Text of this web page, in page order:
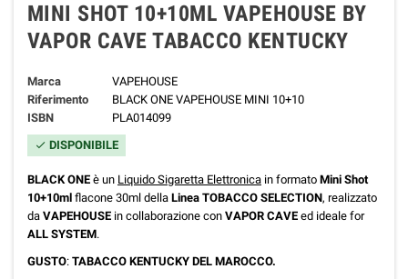
MINI SHOT 10+10ML VAPEHOUSE BY
VAPOR CAVE TABACCO KENTUCKY
Marca
VAPEHOUSE
Riferimento
BLACK ONE VAPEHOUSE MINI 10+10
ISBN
PLA014099
check DISPONIBILE
BLACK ONE è un Liquido Sigaretta Elettronica in formato Mini Shot
10+10ml flacone 30ml della Linea TOBACCO SELECTION, realizzato
da VAPEHOUSE in collaborazione con VAPOR CAVE ed ideale for
ALL SYSTEM.
GUSTO: TABACCO KENTUCKY DEL MAROCCO.